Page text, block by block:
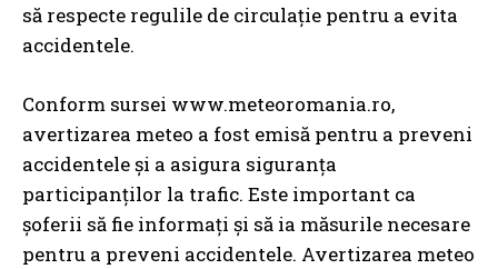
să respecte regulile de circulație pentru a evita
accidentele.
Conform sursei www.meteoromania.ro,
avertizarea meteo a fost emisă pentru a preveni
accidentele și a asigura siguranța
participanților la trafic. Este important ca
șoferii să fie informați și să ia măsurile necesare
pentru a preveni accidentele. Avertizarea meteo